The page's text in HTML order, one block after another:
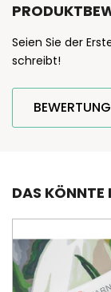
Seien Sie der
schreibt!
DAS KÖNNTE